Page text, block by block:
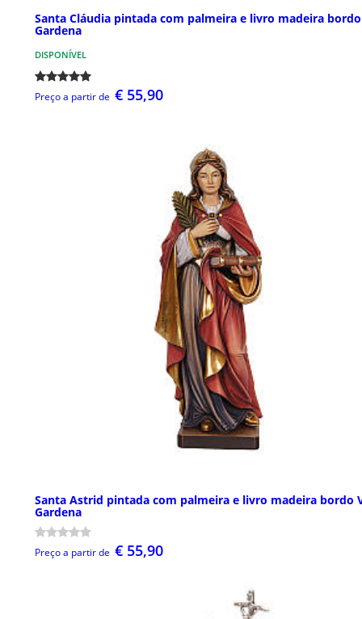
Santa Cláudia pintada com palmeira e livro madeira
Gardena
DISPONÍVEL
Preço a partir de € 55,90
Santa Astrid pintada com palmeira e livro madeira bordo
Gardena
Preço a partir de € 55,90